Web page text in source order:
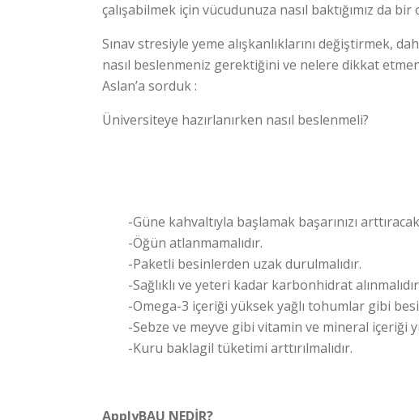
çalışabilmek için vücudunuza nasıl baktığımız da
Sınav stresiyle yeme alışkanlıklarını değiştirmek,
nasıl beslenmeniz gerektiğini ve nelere dikkat
Aslan’a sorduk :
Üniversiteye hazırlanırken nasıl beslenmeli?
-Güne kahvaltıyla başlamak başarınızı
-Öğün atlanmamalıdır.
-Paketli besinlerden uzak durulmalıdır.
-Sağlıklı ve yeteri kadar karbonhidrat
-Omega-3 içeriği yüksek yağlı tohumlar gibi
-Sebze ve meyve gibi vitamin ve mineral
-Kuru baklagil tüketimi arttırılmalıdır.
ApplyBAU NEDİR?